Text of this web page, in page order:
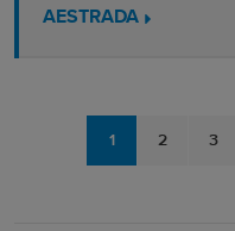
AESTRADA
1 2 3